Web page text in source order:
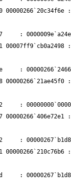
00000266`20c34f6e :
:
00007ff9`cb0a2498 :
:
00000266`21ae45f0 :
:
00000266`406e72e1 :
:
00000266`210c76b6 :
: